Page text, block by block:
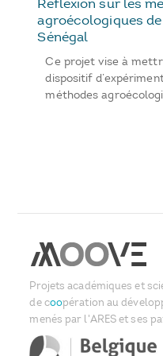
Réflexion sur les
agroécologiques
Sénégal
Ce projet vise à
dispositif
méthodes
Projets académiques et
de coopération au
menés par l'ARES et ses